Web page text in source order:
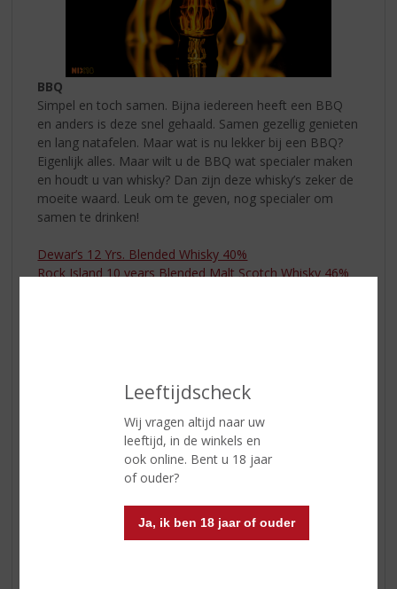
Leeftijdscheck
Wij vragen altijd naar uw
leeftijd, in de winkels en
ook online. Bent u 18 jaar
of ouder?
Ja, ik ben 18 jaar of ouder
BBQ
Simpel en toch samen. Bijna iedereen heeft een BBQ
en anders is deze snel gehaald. Samen gezellig genieten
en lang natafelen. Maar wat is nu lekker bij een BBQ?
Eigenlijk alles. Maar wilt u de BBQ wat specialer maken
en houdt u van whisky? Dan zijn deze whisky’s zeker de
moeite waard. Leuk om te geven, nog specialer om
samen te drinken!
Dewar’s 12 Yrs. Blended Whisky 40%
Rock Island 10 years Blended Malt Scotch Whisky 46%